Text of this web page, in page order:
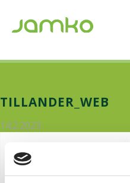
TILLANDER_WEB
14.2.2023